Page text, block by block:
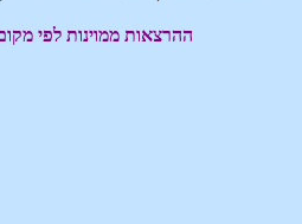
ההרצאות ממוינות לפי